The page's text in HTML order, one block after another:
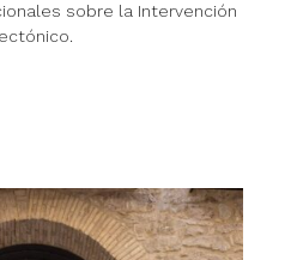
sobre la Intervención